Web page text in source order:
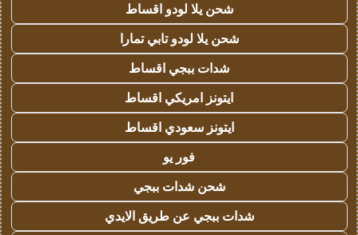
شحن يلا لودو اقساط
شحن يلا لودو تابي تمارا
شدات ببجي اقساط
ايتونز امريكي اقساط
ايتونز سعودي اقساط
فور يو
شحن شدات ببجي
شدات ببجي عن طريق الايدي